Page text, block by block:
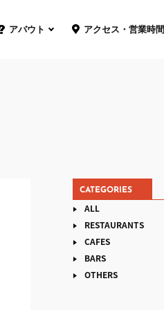
アバウト アクセス・営業時間
CATEGORIES
ALL
RESTAURANTS
CAFES
BARS
OTHERS